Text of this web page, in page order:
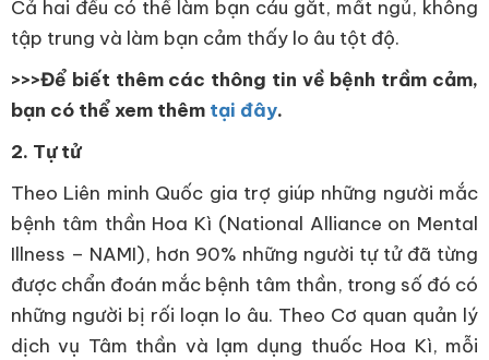
Cả hai đều có thể làm bạn cáu gắt, mất ngủ, không
tập trung và làm bạn cảm thấy lo âu tột độ.
>>>Để biết thêm các thông tin về bệnh trầm cảm,
bạn có thể xem thêm tại đây.
2. Tự tử
Theo Liên minh Quốc gia trợ giúp những người mắc
bệnh tâm thần Hoa Kì (National Alliance on Mental
Illness – NAMI), hơn 90% những người tự tử đã từng
được chẩn đoán mắc bệnh tâm thần, trong số đó có
những người bị rối loạn lo âu. Theo Cơ quan quản lý
dịch vụ Tâm thần và lạm dụng thuốc Hoa Kì, mỗi